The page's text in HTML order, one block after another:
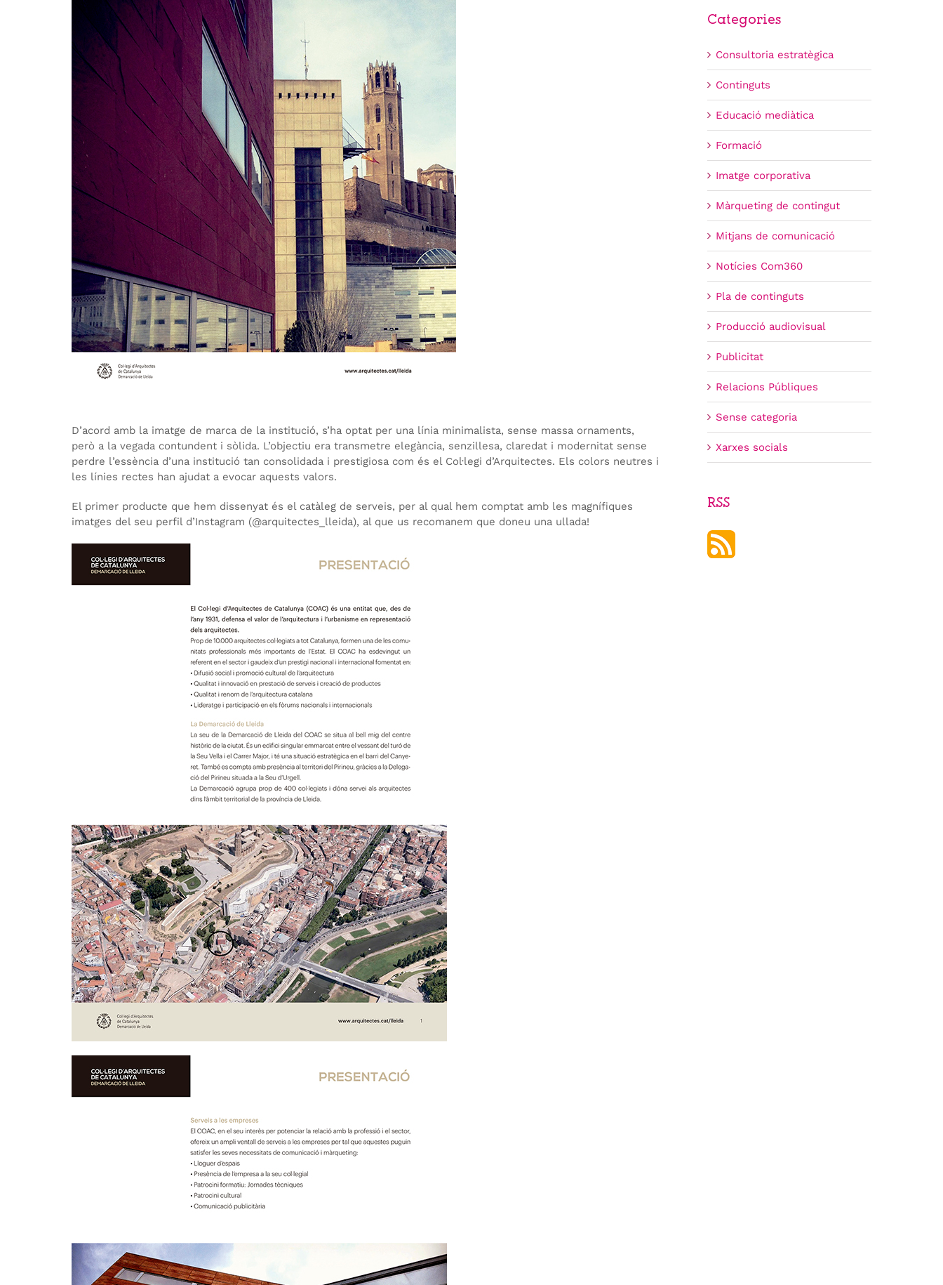
D’acord amb la imatge de marca de la institució, s’ha optat per una línia minimalista, sense massa ornaments,
però a la vegada contundent i sòlida. L’objectiu era transmetre elegància, senzillesa, claredat i modernitat sense
perdre l’essència d’una institució tan consolidada i prestigiosa com és el Col·legi d’Arquitectes. Els colors neutres i
les línies rectes han ajudat a evocar aquests valors.
El primer producte que hem dissenyat és el catàleg de serveis, per al qual hem comptat amb les magnífiques
imatges del seu perfil d’Instagram (@arquitectes_lleida), al que us recomanem que doneu una ullada!
Categories
Consultoria estratègica
Continguts
Educació mediàtica
Formació
Imatge corporativa
Màrqueting de contingut
Mitjans de comunicació
Notícies Com360
Pla de continguts
Producció audiovisual
Publicitat
Relacions Públiques
Sense categoria
Xarxes socials
RSS